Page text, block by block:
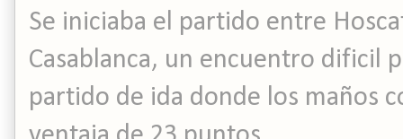
Se iniciaba el partido entre
Casablanca, un encuentro dificil
partido de ida donde los maños